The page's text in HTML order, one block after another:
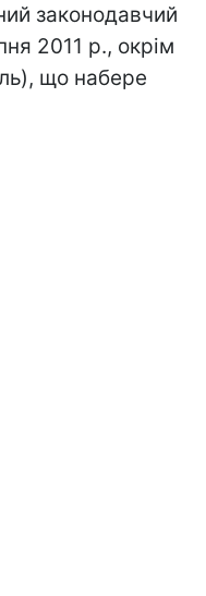
законодавчий
2011 р., окрім
що набере